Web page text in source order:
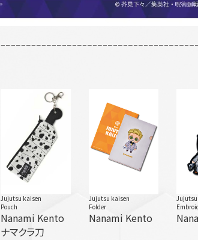
Jujutsu kaisen
Pouch
Nanami Kento
ナマクラ刀
Jujutsu kaisen
Folder
Nanami Kento